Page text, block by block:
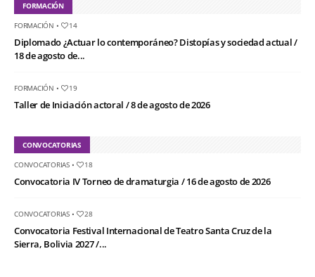
FORMACIÓN
FORMACIÓN • 14
Diplomado ¿Actuar lo contemporáneo? Distopías y sociedad actual /
18 de agosto de...
FORMACIÓN • 19
Taller de Iniciación actoral / 8 de agosto de 2026
CONVOCATORIAS
CONVOCATORIAS• 18
Convocatoria IV Torneo de dramaturgia / 16 de agosto de 2026
CONVOCATORIAS• 28
Convocatoria Festival Internacional de Teatro Santa Cruz de la
Sierra, Bolivia 2027 /...